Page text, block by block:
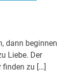
dann beginnen
Liebe. Der
finden zu […]